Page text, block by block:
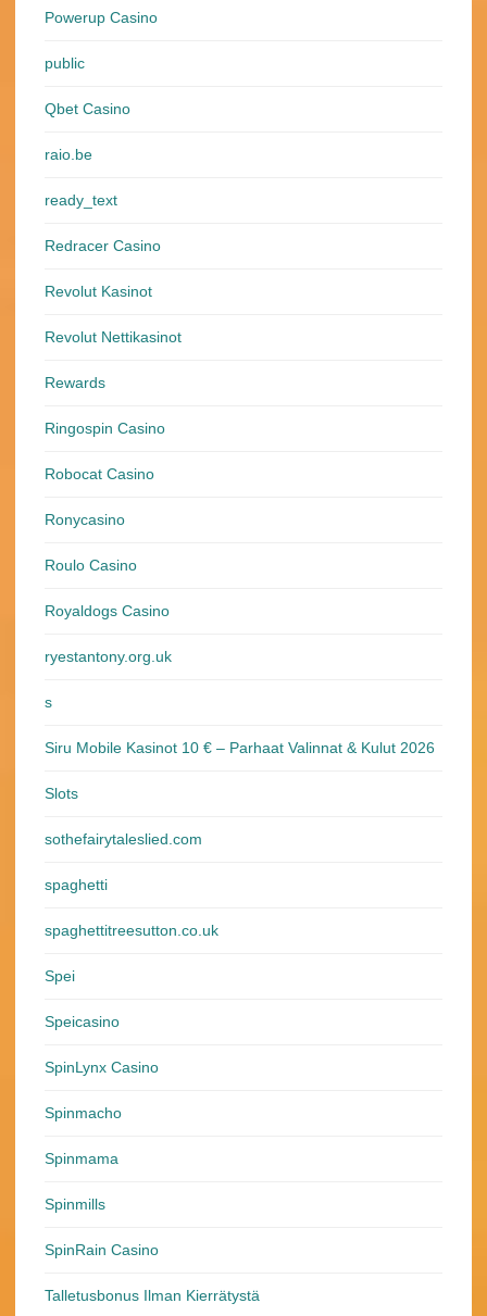
Powerup Casino
public
Qbet Casino
raio.be
ready_text
Redracer Casino
Revolut Kasinot
Revolut Nettikasinot
Rewards
Ringospin Casino
Robocat Casino
Ronycasino
Roulo Casino
Royaldogs Casino
ryestantony.org.uk
s
Siru Mobile Kasinot 10 € – Parhaat Valinnat & Kulut 2026
Slots
sothefairytaleslied.com
spaghetti
spaghettitreesutton.co.uk
Spei
Speicasino
SpinLynx Casino
Spinmacho
Spinmama
Spinmills
SpinRain Casino
Talletusbonus Ilman Kierrätystä